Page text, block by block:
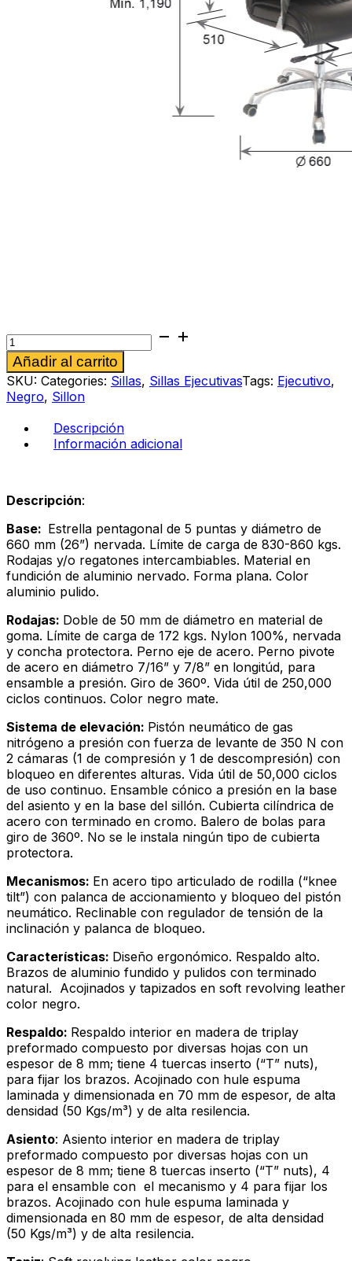
Sillón
ejecutivo
Raffael
cantidad
Añadir al carrito
SKU: Categories: Sillas, Sillas EjecutivasTags: Ejecutivo,
Negro, Sillon
Descripción
Información adicional
Descripción:
Base: Estrella pentagonal de 5 puntas y diámetro de
660 mm (26”) nervada. Límite de carga de 830-860 kgs.
Rodajas y/o regatones intercambiables. Material en
fundición de aluminio nervado. Forma plana. Color
aluminio pulido.
Rodajas: Doble de 50 mm de diámetro en material de
goma. Límite de carga de 172 kgs. Nylon 100%, nervada
y concha protectora. Perno eje de acero. Perno pivote
de acero en diámetro 7/16” y 7/8” en longitúd, para
ensamble a presión. Giro de 360º. Vida útil de 250,000
ciclos continuos. Color negro mate.
Sistema de elevación: Pistón neumático de gas
nitrógeno a presión con fuerza de levante de 350 N con
2 cámaras (1 de compresión y 1 de descompresión) con
bloqueo en diferentes alturas. Vida útil de 50,000 ciclos
de uso continuo. Ensamble cónico a presión en la base
del asiento y en la base del sillón. Cubierta cilíndrica de
acero con terminado en cromo. Balero de bolas para
giro de 360º. No se le instala ningún tipo de cubierta
protectora.
Mecanismos: En acero tipo articulado de rodilla (“knee
tilt”) con palanca de accionamiento y bloqueo del pistón
neumático. Reclinable con regulador de tensión de la
inclinación y palanca de bloqueo.
Características: Diseño ergonómico. Respaldo alto.
Brazos de aluminio fundido y pulidos con terminado
natural. Acojinados y tapizados en soft revolving leather
color negro.
Respaldo: Respaldo interior en madera de triplay
preformado compuesto por diversas hojas con un
espesor de 8 mm; tiene 4 tuercas inserto (“T” nuts),
para fijar los brazos. Acojinado con hule espuma
laminada y dimensionada en 70 mm de espesor, de alta
densidad (50 Kgs/m³) y de alta resilencia.
Asiento: Asiento interior en madera de triplay
preformado compuesto por diversas hojas con un
espesor de 8 mm; tiene 8 tuercas inserto (“T” nuts), 4
para el ensamble con el mecanismo y 4 para fijar los
brazos. Acojinado con hule espuma laminada y
dimensionada en 80 mm de espesor, de alta densidad
(50 Kgs/m³) y de alta resilencia.